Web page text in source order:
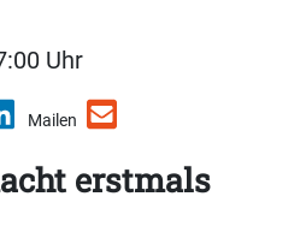
Uhr
Mailen
erstmals